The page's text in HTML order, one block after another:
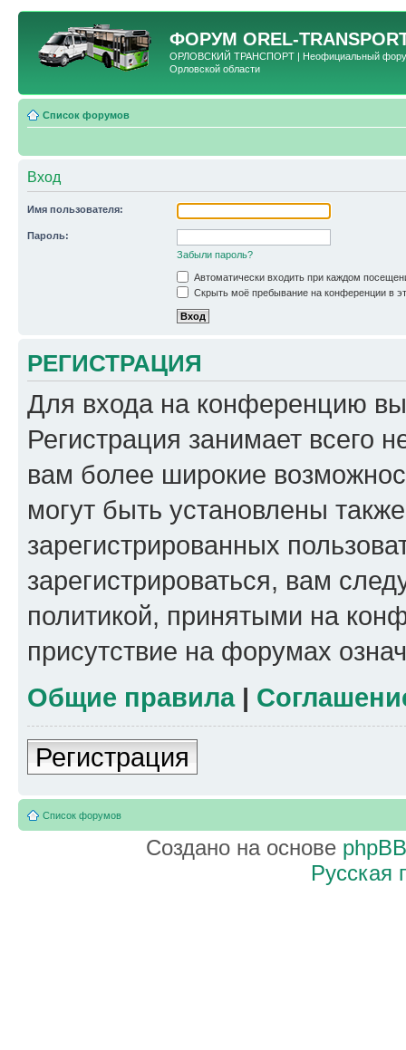
ФОРУМ OREL-
ОРЛОВСКИЙ ТРАНСПОРТ | Неофициальный форум
Орловской области
Список форумов
Вход
Имя пользователя:
Пароль:
Забыли пароль?
Автоматически входить при каждом
Скрыть моё пребывание на конференции в
РЕГИСТРАЦИЯ
Для входа на конференцию
Регистрация занимает всего
вам более широкие
могут быть установлены
зарегистрированных
зарегистрироваться, вам
политикой, принятыми на
присутствие на форумах
Общие правила|
Регистрация
Список форумов
Создано на основе phpBB
Русская